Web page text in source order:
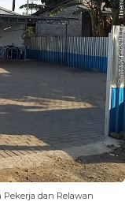
Pekerja dan Relawan